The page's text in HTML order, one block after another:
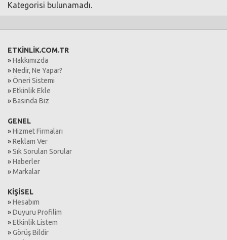
Kategorisi bulunamadı.
ETKİNLİK.COM.TR
»Hakkımızda
»Nedir, Ne Yapar?
»Öneri Sistemi
»Etkinlik Ekle
»Basında Biz
GENEL
»Hizmet Firmaları
»Reklam Ver
»Sık Sorulan Sorular
»Haberler
»Markalar
KİŞİSEL
»Hesabım
»Duyuru Profilim
»Etkinlik Listem
»Görüş Bildir